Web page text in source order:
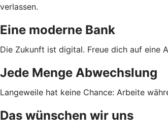
verlassen.
Eine moderne Bank
Die Zukunft ist digital. Freue dich auf eine
Jede Menge Abwechslung
Langeweile hat keine Chance: Arbeite
Das wünschen wir uns